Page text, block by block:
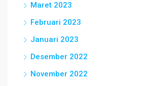
Maret 2023
Februari 2023
Januari 2023
Desember 2022
November 2022